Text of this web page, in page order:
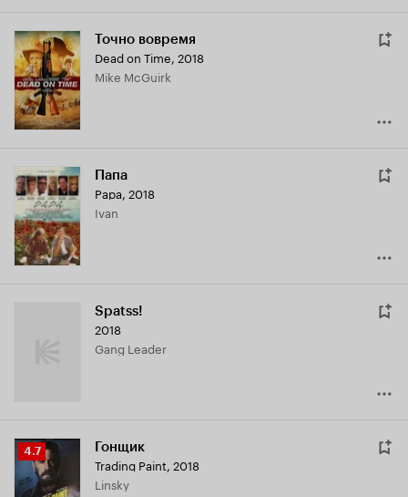
Точно вовремя
Dead on Time, 2018
Mike McGuirk
Папа
Papa, 2018
Ivan
Spatss!
2018
Gang Leader
Рейтинг
Кинопоиска
4.7
4.7 Гонщик
Trading Paint, 2018
Linsky